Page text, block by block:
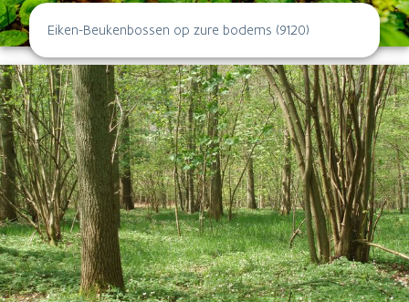
Eiken-Beukenbossen op zure bodems (9120)